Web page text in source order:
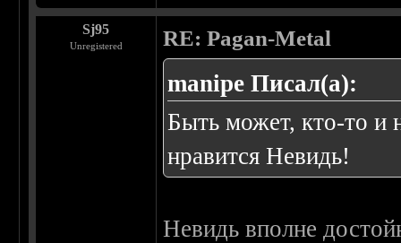
Sj95
Unregistered RE: Pagan-Metal
manipe Писал(а):
Быть может, кто-то и
нравится Невидь!
Невидь вполне